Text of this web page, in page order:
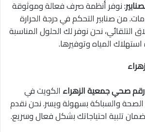
: نوفر أنظمة صرف فعالة وموثوقة
من صنابير التحكم في درجة الحرارة
التلقائي، نحن نوفر لك الحلول المناسبة
المياه وتوفيرها.
رقم صحي جمعية الزهراء الكويت في
والسباكة بسهولة ويسر. نحن نقدم
تلبية احتياجاتك بشكل فعال وسريع.